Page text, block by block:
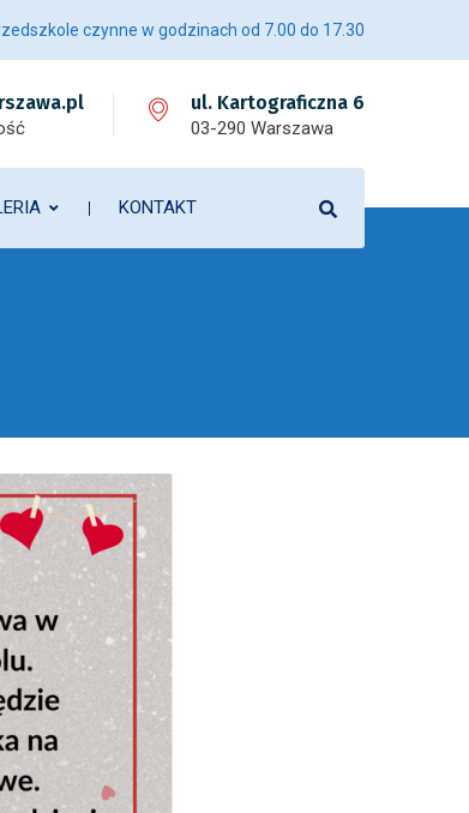
czynne w godzinach od 7.00 do 17.30
ul. Kartograficzna 6
03-290 Warszawa
KONTAKT